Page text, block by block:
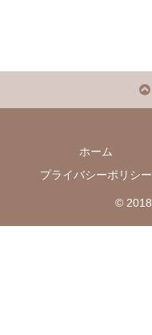
ホーム
プライバシーポリシー
©